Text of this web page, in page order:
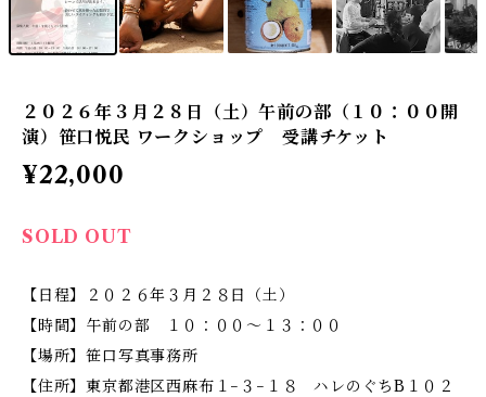
２０２６年３月２８日（土）午前の部（１０：００開
演）笹口悦民 ワークショップ 受講チケット
¥22,000
SOLD OUT
【日程】２０２６年３月２８日（土）
【時間】午前の部 １０：００〜１３：００
【場所】笹口写真事務所
【住所】東京都港区西麻布１−３−１８ ハレのぐちB１０２